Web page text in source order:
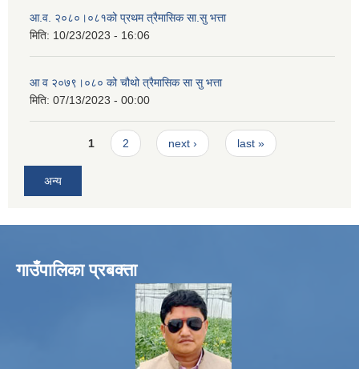
आ.व. २०८०।०८१को प्रथम त्रैमासिक सा.सु भत्ता
मिति: 10/23/2023 - 16:06
आ व २०७९।०८० को चौथो त्रैमासिक सा सु भत्ता
मिति: 07/13/2023 - 00:00
Pages1 2 next › last »
अन्य
गाउँपालिका प्रबक्ता